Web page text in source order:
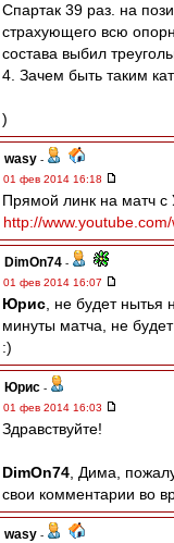
Спартак 39 раз. на
страхующего всю
состава выбил
4. Зачем быть таким
)
wasy -
01 фев 2014 16:18
Прямой линк на матч с
http://
DimOn74 -
01 фев 2014 16:07
Юрис , не будет нытья
минуты матча, не
:)
Юрис -
01 фев 2014 16:03
Здравствуйте!
DimOn74 , Дима,
свои комментарии во
wasy -